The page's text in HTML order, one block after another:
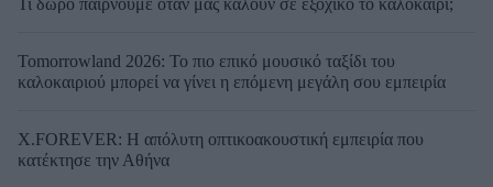
Τι δώρο παίρνουμε όταν μας καλούν σε εξοχικό το καλοκαίρι;
Tomorrowland 2026: Το πιο επικό μουσικό ταξίδι του
καλοκαιριού μπορεί να γίνει η επόμενη μεγάλη σου εμπειρία
X.FOREVER: Η απόλυτη οπτικοακουστική εμπειρία που
κατέκτησε την Αθήνα